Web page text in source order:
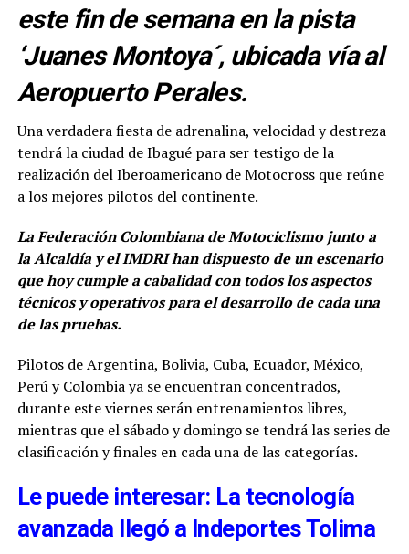
este fin de semana en la pista
‘Juanes Montoya´, ubicada vía al
Aeropuerto Perales.
Una verdadera fiesta de adrenalina, velocidad y destreza
tendrá la ciudad de Ibagué para ser testigo de la
realización del Iberoamericano de Motocross que reúne
a los mejores pilotos del continente.
La Federación Colombiana de Motociclismo junto a
la Alcaldía y el IMDRI han dispuesto de un escenario
que hoy cumple a cabalidad con todos los aspectos
técnicos y operativos para el desarrollo de cada una
de las pruebas.
Pilotos de Argentina, Bolivia, Cuba, Ecuador, México,
Perú y Colombia ya se encuentran concentrados,
durante este viernes serán entrenamientos libres,
mientras que el sábado y domingo se tendrá las series de
clasificación y finales en cada una de las categorías.
Le puede interesar: La tecnología
avanzada llegó a Indeportes Tolima